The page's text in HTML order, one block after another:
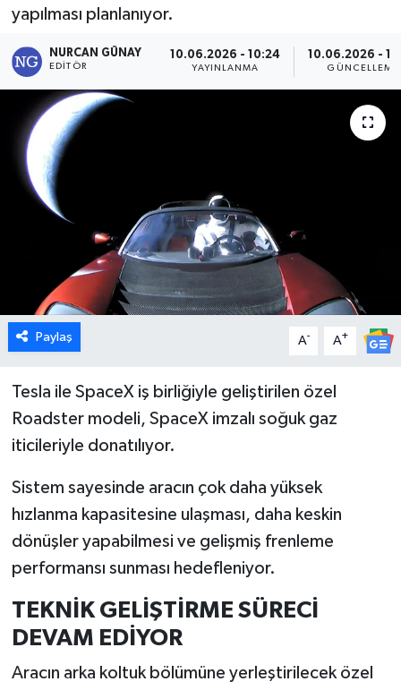
yapılması planlanıyor.
NURCAN GÜNAY
EDITÖR
10.06.2026 - 10:24
YAYINLANMA
10.06.2026 -
GÜNCELLEME
Paylaş A- A+
Tesla ile SpaceX iş birliğiyle geliştirilen özel
Roadster modeli, SpaceX imzalı soğuk gaz
iticileriyle donatılıyor.
Sistem sayesinde aracın çok daha yüksek
hızlanma kapasitesine ulaşması, daha keskin
dönüşler yapabilmesi ve gelişmiş frenleme
performansı sunması hedefleniyor.
TEKNİK GELİŞTİRME SÜRECİ
DEVAM EDİYOR
Aracın arka koltuk bölümüne yerleştirilecek özel
Ekonomi
Emet
Foto Galeri
Gediz
Genel
Gündem
Hisarcık
İlçeler
Köşe Yazıları
Kültür Sanat
Kütahya
Magazin
Otomobil